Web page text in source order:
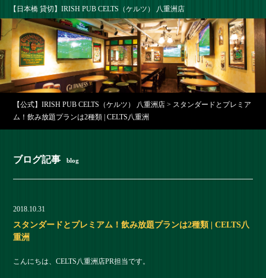
【日本橋 貸切】IRISH PUB CELTS（ケルツ） 八重洲店
【公式】IRISH PUB CELTS（ケルツ） 八重洲店 > スタンダードとプレミア
ム！飲み放題プランは2種類 | CELTS八重洲
ブログ記事 blog
2018.10.31
スタンダードとプレミアム！飲み放題プランは2種類 | CELTS八
重洲
こんにちは、CELTS八重洲店PR担当です。